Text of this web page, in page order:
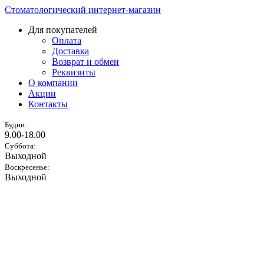
Стоматологический интернет-магазин
Для покупателей
Оплата
Доставка
Возврат и обмен
Реквизиты
О компании
Акции
Контакты
Будни:
9.00-18.00
Суббота:
Выходной
Воскресенье:
Выходной